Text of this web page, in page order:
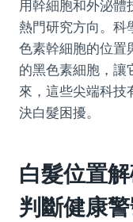
用幹細胞和外泌體
熱門研究方向。科
色素幹細胞的位置
的黑色素細胞，讓
來，這些尖端科技
決白髮困擾。
白髮位置
判斷健康